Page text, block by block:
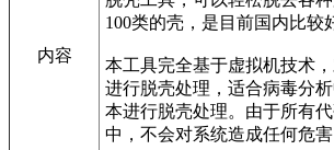
内容
100类的壳，是目前国内比较
本工具完全基于虚拟机技术
进行脱壳处理，适合病毒分
本进行脱壳处理。由于所有
中，不会对系统造成任何危害